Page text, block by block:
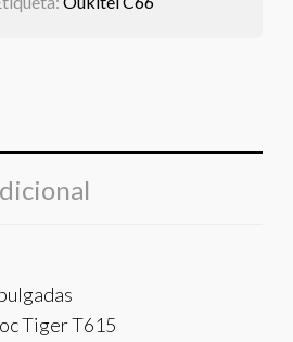
Tiger T615